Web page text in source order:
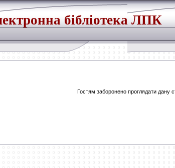
бібліотека ЛПК
Гостям заборонено проглядати дану